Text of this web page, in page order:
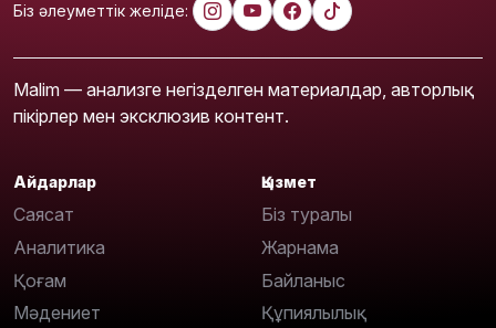
Біз әлеуметтік желіде:
Malim — анализге негізделген материалдар, авторлық
пікірлер мен эксклюзив контент.
Айдарлар
Саясат
Аналитика
Қоғам
Мәдениет
Қызмет
Біз туралы
Жарнама
Байланыс
Құпиялылық